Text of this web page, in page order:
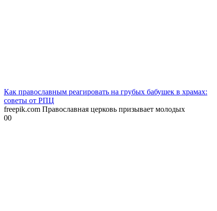
Как православным реагировать на грубых бабушек в храмах:
советы от РПЦ
freepik.com Православная церковь призывает молодых
00